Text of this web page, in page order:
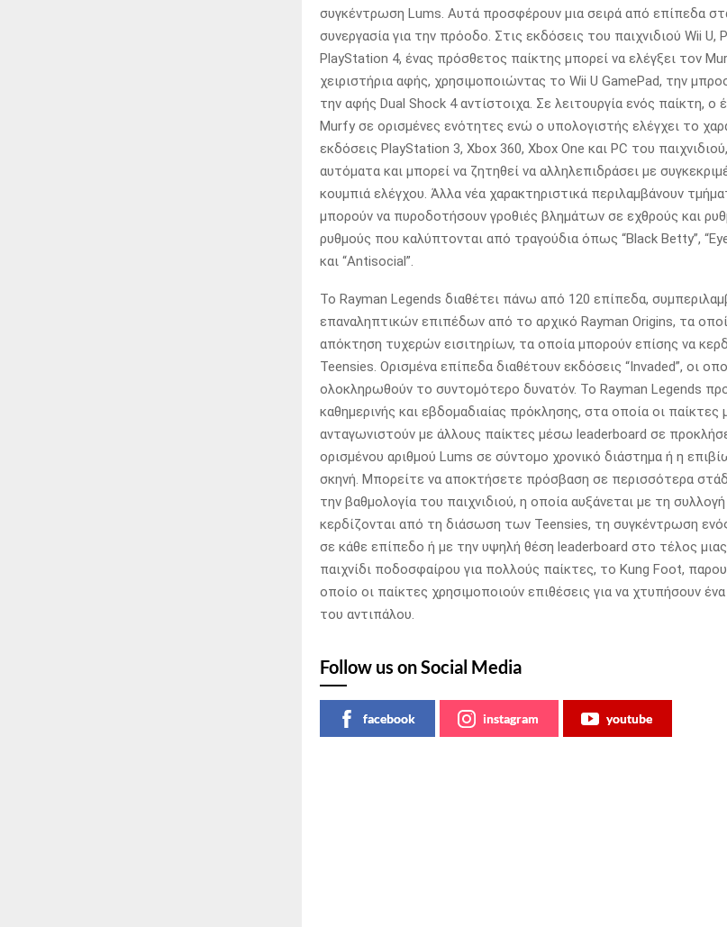
συγκέντρωση Lums. Αυτά προσφέρουν μια σειρά από επίπεδα
συνεργασία για την πρόοδο. Στις εκδόσεις του παιχνιδιού Wii U,
PlayStation 4, ένας πρόσθετος παίκτης μπορεί να ελέγξει τον
χειριστήρια αφής, χρησιμοποιώντας το Wii U GamePad, την
την αφής Dual Shock 4 αντίστοιχα. Σε λειτουργία ενός παίκτη, ο
Murfy σε ορισμένες ενότητες ενώ ο υπολογιστής ελέγχει το
εκδόσεις PlayStation 3, Xbox 360, Xbox One και PC του
αυτόματα και μπορεί να ζητηθεί να αλληλεπιδράσει με
κουμπιά ελέγχου. Άλλα νέα χαρακτηριστικά περιλαμβάνουν
μπορούν να πυροδοτήσουν γροθιές βλημάτων σε εχθρούς και
ρυθμούς που καλύπτονται από τραγούδια όπως “Black Betty”,
και “Antisocial”.
Το Rayman Legends διαθέτει πάνω από 120 επίπεδα,
επαναληπτικών επιπέδων από το αρχικό Rayman Origins, τα
απόκτηση τυχερών εισιτηρίων, τα οποία μπορούν επίσης να
Teensies. Ορισμένα επίπεδα διαθέτουν εκδόσεις “Invaded”, οι
ολοκληρωθούν το συντομότερο δυνατόν. Το Rayman Legends
καθημερινής και εβδομαδιαίας πρόκλησης, στα οποία οι παίκτες
ανταγωνιστούν με άλλους παίκτες μέσω leaderboard σε
ορισμένου αριθμού Lums σε σύντομο χρονικό διάστημα ή η
σκηνή. Μπορείτε να αποκτήσετε πρόσβαση σε περισσότερα
την βαθμολογία του παιχνιδιού, η οποία αυξάνεται με τη
κερδίζονται από τη διάσωση των Teensies, τη συγκέντρωση
σε κάθε επίπεδο ή με την υψηλή θέση leaderboard στο τέλος
παιχνίδι ποδοσφαίρου για πολλούς παίκτες, το Kung Foot,
οποίο οι παίκτες χρησιμοποιούν επιθέσεις για να χτυπήσουν
του αντιπάλου.
Follow us on Social Media
facebook instagram youtube